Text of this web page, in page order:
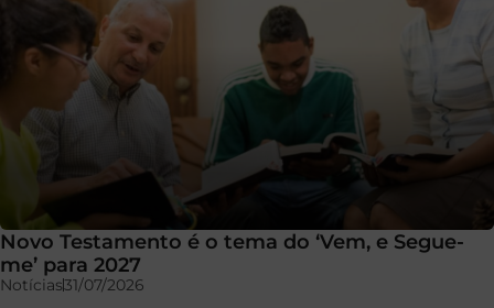
Novo Testamento é o tema do ‘Vem, e Segue-
me’ para 2027
Notícias31/07/2026